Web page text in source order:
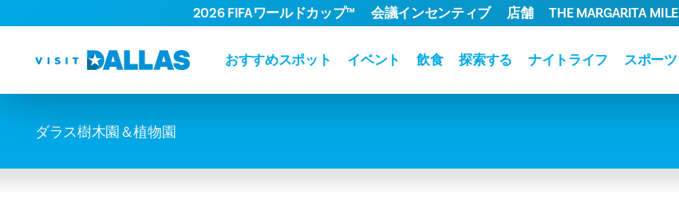
コンテンツへスキップ
おすすめスポット イベント 飲食 探索する ナイトライフ スポーツ
2026 FIFAワールドカップ™ 会議インセンティブ 店舗 THE MARGARITA MILE
ダラス樹木園＆植物園